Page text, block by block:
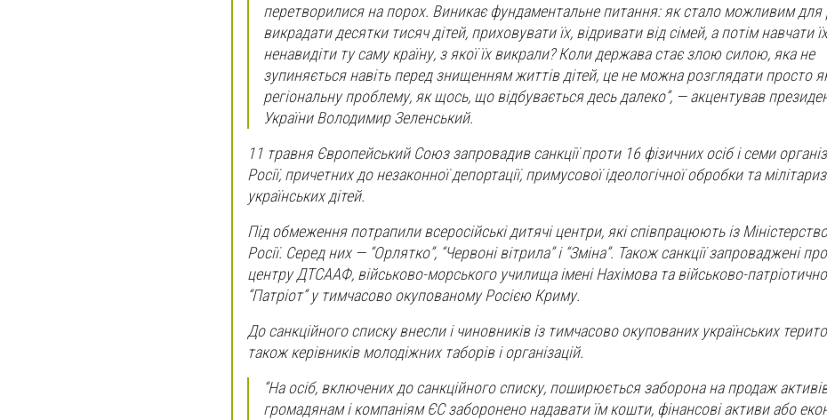
перетворилися на порох. Виникає фундаментальне питання: як стало можливим для
викрадати десятки тисяч дітей, приховувати їх, відривати від сімей, а потім навчати їх
ненавидіти ту саму країну, з якої їх викрали? Коли держава стає злою силою, яка не
зупиняється навіть перед знищенням життів дітей, це не можна розглядати просто
регіональну проблему, як щось, що відбувається десь далеко”, — акцентував
України Володимир Зеленський.
11 травня Європейський Союз запровадив санкції проти 16 фізичних осіб і семи
Росії, причетних до незаконної депортації, примусової ідеологічної обробки та
українських дітей.
Під обмеження потрапили всеросійські дитячі центри, які співпрацюють із
Росії. Серед них — “Орлятко”, “Червоні вітрила” і “Зміна”. Також санкції запроваджені
центру ДТСААФ, військово-морського училища імені Нахімова та військово-
“Патріот” у тимчасово окупованому Росією Криму.
До санкційного списку внесли і чиновників із тимчасово окупованих українських
також керівників молодіжних таборів і організацій.
“На осіб, включених до санкційного списку, поширюється заборона на продаж
громадянам і компаніям ЄС заборонено надавати їм кошти, фінансові активи або